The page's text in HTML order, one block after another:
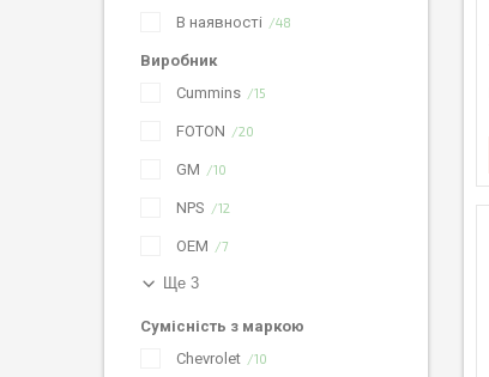
В наявності
48
Виробник
Cummins
15
FOTON 20
GM 10
NPS 12
OEM 7
Ще 3
Сумісність з маркою
Chevrolet
10